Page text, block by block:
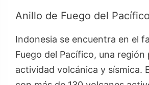
Anillo de Fuego del Pacífico
Indonesia se encuentra en el
Fuego del Pacífico, una región
actividad volcánica y sísmica.